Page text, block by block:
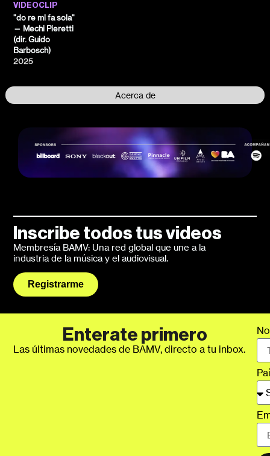
Acerca de
VIDEOCLIP
"do re mi fa sola"
— Mechi Pieretti
(dir. Guido
Barbosch)
2025
Inscribe todos tus videos
Membresía BAMV: Una red global que une a la
industria de la música y el audiovisual.
Registrarme
Enterate primero
Las últimas novedades de BAMV, directo a tu inbox.